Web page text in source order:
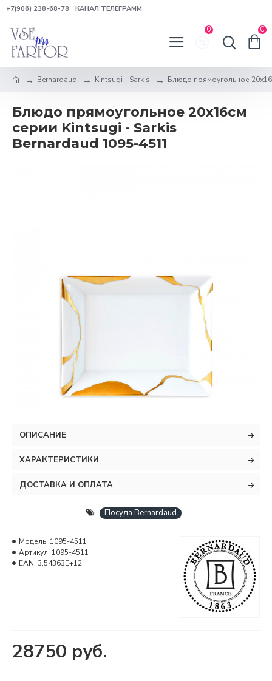
+7(906) 238-68-78 КАНАЛ ТЕЛЕГРАММ
0 0
Bernardaud Kintsugi - Sarkis Блюдо прямоугольное
Блюдо прямоугольное 20х16см
серии Kintsugi - Sarkis
Bernardaud 1095-4511
ОПИСАНИЕ
ХАРАКТЕРИСТИКИ
ДОСТАВКА И ОПЛАТА
Посуда Bernardaud
28750 руб.
Модель: 1095-4511
Артикул: 1095-4511
EAN: 3,54363E+12